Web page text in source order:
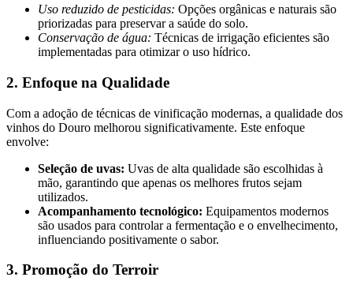
Uso reduzido de pesticidas: Opções orgânicas e naturais são
priorizadas para preservar a saúde do solo.
Conservação de água: Técnicas de irrigação eficientes são
implementadas para otimizar o uso hídrico.
2. Enfoque na Qualidade
Com a adoção de técnicas de vinificação modernas, a qualidade dos
vinhos do Douro melhorou significativamente. Este enfoque
envolve:
Seleção de uvas: Uvas de alta qualidade são escolhidas à
mão, garantindo que apenas os melhores frutos sejam
utilizados.
Acompanhamento tecnológico: Equipamentos modernos
são usados para controlar a fermentação e o envelhecimento,
influenciando positivamente o sabor.
3. Promoção do Terroir